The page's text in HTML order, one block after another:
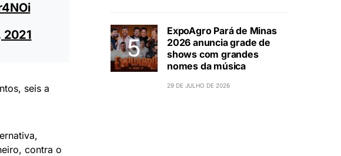
2021
seis a
contra o
ExpoAgro Pará de Minas
2026 anuncia grade de
shows com grandes
nomes da música
29 DE JULHO DE 2026